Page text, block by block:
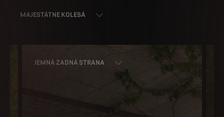
MAJESTÁTNE KOLESÁ
JEMNÁ ZADNÁ STRANA